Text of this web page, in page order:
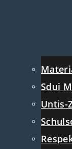
Sdui
Untis-